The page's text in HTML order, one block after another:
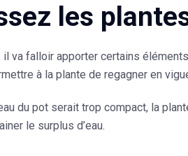
les
il va falloir apporter certains
à la plante de regagner en
du pot serait trop compact, la
le surplus d’eau.